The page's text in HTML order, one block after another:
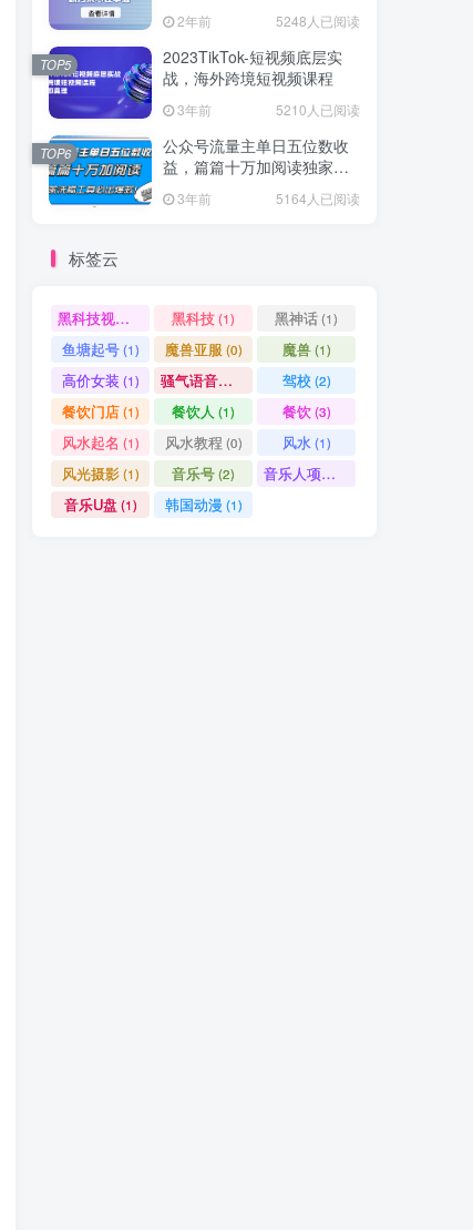
爆款方案尽在掌握
2年前 5248人已阅读
2023TikTok-短视频底层实
战，海外跨境短视频课程
3年前 5210人已阅读
TOP5
公众号流量主单日五位数收
益，篇篇十万加阅读独家洗
稿工具必出爆款！
3年前 5164人已阅读
TOP6
标签云
黑科技视频搬运 (1)黑科技(1) 黑神话(1)
鱼塘起号(1) 魔兽亚服 (0) 魔兽(1)
高价女装 (1) 骚气语音包 驾校(2)
餐饮门店(1) 餐饮人 (1) 餐饮(3)
风水起名 (1) 风水教程 (0) 风水 (1)
风光摄影(1) 音乐号(2) 音乐人项目
音乐U盘 (1) 韩国动漫 (1)